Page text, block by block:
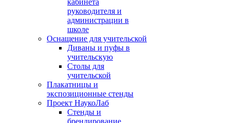
кабинета
руководителя и
администрации в
школе
Оснащение для учительской
Диваны и пуфы в
учительскую
Столы для
учительской
Плакатницы и
экспозиционные стенды
Проект НаукоЛаб
Стенды и
брендирование